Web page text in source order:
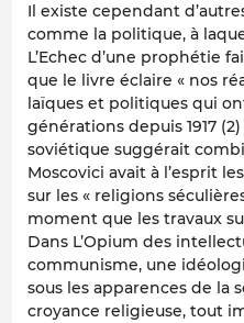
Il existe cependant
comme la politique, à
L’Echec d’une prophétie
que le livre éclaire « nos
laïques et politiques qui
générations depuis 1917
soviétique suggérait
Moscovici avait à l’esprit
sur les « religions
moment que les travaux
Dans L’Opium des
communisme, une
sous les apparences de la
croyance religieuse, tout